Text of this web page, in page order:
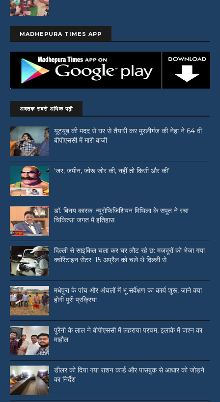
MADHEPURA TIMES APP
अबतक सबसे अधिक पढ़ी
यूट्यूब की मदद से घर से तैयारी कर मुरलीगंज की नेहा ने 64 वीं
बीपीएससी में मारी बाजी
‘जर, जमीन, जोरू जोर की, नहीं तो किसी और की’
डॉ. बिनय कारक: न्यूरोफिजिशियन मिथिला के सपूत ने रचा
चिकित्सा जगत में इतिहास
दिल्ली से साइकिल चला कर घर लौट रहे छ: मजदूरों को भेजा गया
क्वॉरेंटाइन सेंटर: 15 अप्रैल को चले थे दिल्ली से
मधेपुरा के पांच और अंचलों में भू सर्वेक्षण का कार्य शुरू, जाने क्या
होगी पूरी प्रक्रिया
पुरैनी के लाल ने बीपीएससी में लहराया परचम, इलाके में जश्न का
माहौल
डीलर को दिया गया राशन कार्ड और पासबुक से आधार को जोड़ने
का निर्देश